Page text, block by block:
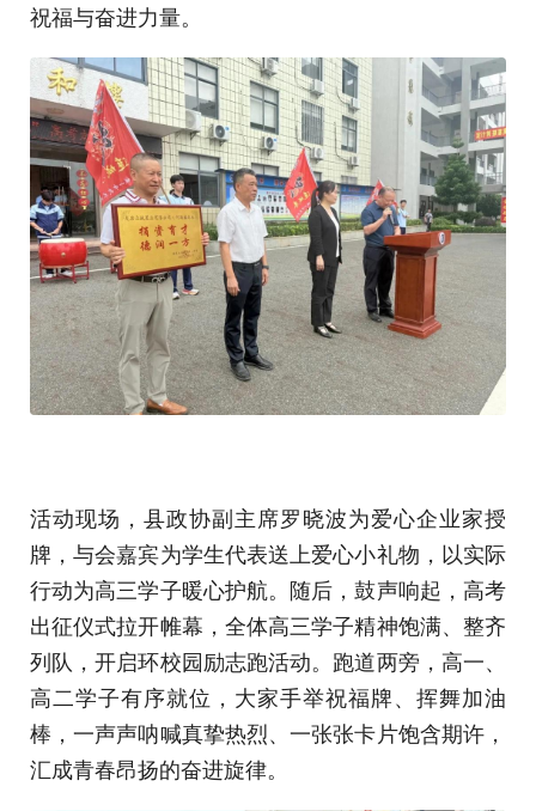
祝福与奋进力量。
活动现场，县政协副主席罗晓波为爱心企业家授
牌，与会嘉宾为学生代表送上爱心小礼物，以实际
行动为高三学子暖心护航。随后，鼓声响起，高考
出征仪式拉开帷幕，全体高三学子精神饱满、整齐
列队，开启环校园励志跑活动。跑道两旁，高一、
高二学子有序就位，大家手举祝福牌、挥舞加油
棒，一声声呐喊真挚热烈、一张张卡片饱含期许，
汇成青春昂扬的奋进旋律。